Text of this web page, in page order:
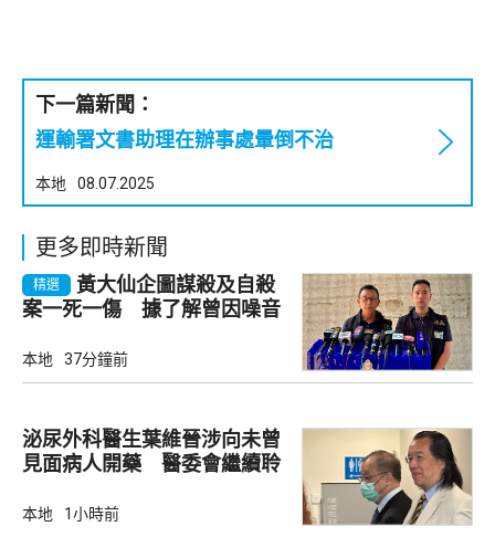
下一篇新聞：
運輸署文書助理在辦事處暈倒不治
本地 08.07.2025
更多即時新聞
精選
黃大仙企圖謀殺及自殺
案一死一傷 據了解曾因噪音
本地 37分鐘前
泌尿外科醫生葉維晉涉向未曾
見面病人開藥 醫委會繼續聆
本地 1小時前